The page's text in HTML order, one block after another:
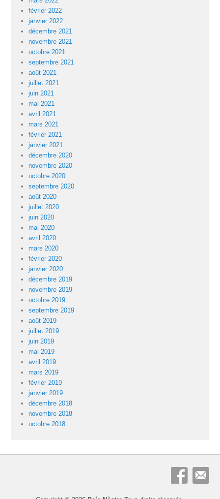
février 2022
janvier 2022
décembre 2021
novembre 2021
octobre 2021
septembre 2021
août 2021
juillet 2021
juin 2021
mai 2021
avril 2021
mars 2021
février 2021
janvier 2021
décembre 2020
novembre 2020
octobre 2020
septembre 2020
août 2020
juillet 2020
juin 2020
mai 2020
avril 2020
mars 2020
février 2020
janvier 2020
décembre 2019
novembre 2019
octobre 2019
septembre 2019
août 2019
juillet 2019
juin 2019
mai 2019
avril 2019
mars 2019
février 2019
janvier 2019
décembre 2018
novembre 2018
octobre 2018